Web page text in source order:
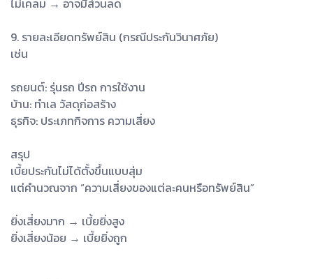
ไม่เคลม → อาจมีส่วนลด
9. รายละเอียดทรัพย์สิน (กรณีประกันวินาศภัย)
เช่น
รถยนต์: รุ่นรถ ปีรถ การใช้งาน
บ้าน: ทำเล วัสดุก่อสร้าง
ธุรกิจ: ประเภทกิจการ ความเสี่ยง
สรุป
เบี้ยประกันไม่ได้ตั้งขึ้นแบบสุ่ม
แต่คำนวณจาก “ความเสี่ยงของแต่ละคนหรือทรัพย์สิน”
ยิ่งเสี่ยงมาก → เบี้ยยิ่งสูง
ยิ่งเสี่ยงน้อย → เบี้ยยิ่งถูก